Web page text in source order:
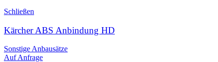
Schließen
Kärcher ABS Anbindung HD
Sonstige Anbausätze
Auf Anfrage